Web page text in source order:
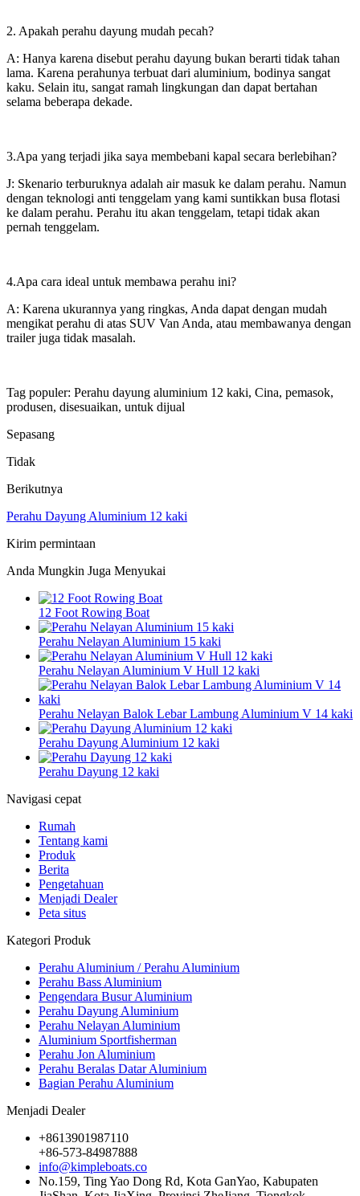
2. Apakah perahu dayung mudah pecah?
A: Hanya karena disebut perahu dayung bukan berarti tidak tahan
lama. Karena perahunya terbuat dari aluminium, bodinya sangat
kaku. Selain itu, sangat ramah lingkungan dan dapat bertahan
selama beberapa dekade.
3.Apa yang terjadi jika saya membebani kapal secara berlebihan?
J: Skenario terburuknya adalah air masuk ke dalam perahu. Namun
dengan teknologi anti tenggelam yang kami suntikkan busa flotasi
ke dalam perahu. Perahu itu akan tenggelam, tetapi tidak akan
pernah tenggelam.
4.Apa cara ideal untuk membawa perahu ini?
A: Karena ukurannya yang ringkas, Anda dapat dengan mudah
mengikat perahu di atas SUV Van Anda, atau membawanya dengan
trailer juga tidak masalah.
Tag populer: Perahu dayung aluminium 12 kaki, Cina, pemasok,
produsen, disesuaikan, untuk dijual
Sepasang
Tidak
Berikutnya
Perahu Dayung Aluminium 12 kaki
Kirim permintaan
Anda Mungkin Juga Menyukai
12 Foot Rowing Boat
Perahu Nelayan Aluminium 15 kaki
Perahu Nelayan Aluminium V Hull 12 kaki
Perahu Nelayan Balok Lebar Lambung Aluminium V 14 kaki
Perahu Dayung Aluminium 12 kaki
Perahu Dayung 12 kaki
Navigasi cepat
Rumah
Tentang kami
Produk
Berita
Pengetahuan
Menjadi Dealer
Peta situs
Kategori Produk
Perahu Aluminium / Perahu Aluminium
Perahu Bass Aluminium
Pengendara Busur Aluminium
Perahu Dayung Aluminium
Perahu Nelayan Aluminium
Aluminium Sportfisherman
Perahu Jon Aluminium
Perahu Beralas Datar Aluminium
Bagian Perahu Aluminium
Menjadi Dealer
+8613901987110
+86-573-84987888
info@kimpleboats.co
No.159, Ting Yao Dong Rd, Kota GanYao, Kabupaten